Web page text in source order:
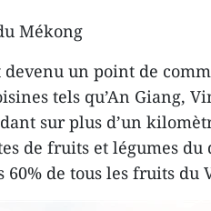
Mékong
devenu un point de
tels qu’An Giang,
sur plus d’un
de fruits et légumes du
de tous les fruits du